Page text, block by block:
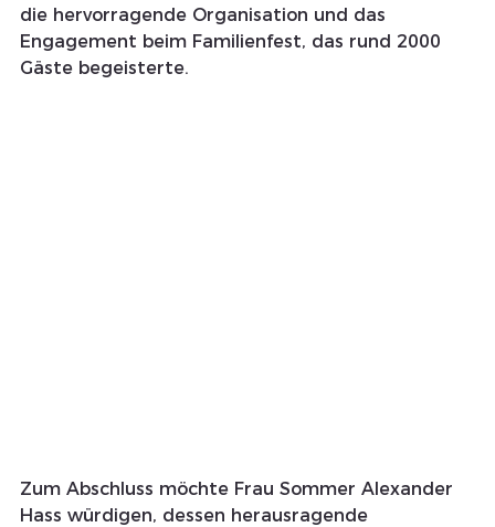
die hervorragende Organisation und das
Engagement beim Familienfest, das rund 2000
Gäste begeisterte.
Zum Abschluss möchte Frau Sommer Alexander
Hass würdigen, dessen herausragende